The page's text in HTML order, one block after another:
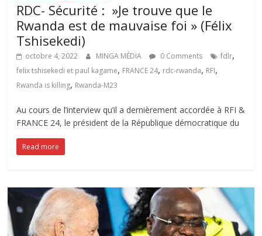
RDC- Sécurité : »Je trouve que le
Rwanda est de mauvaise foi » (Félix
Tshisekedi)
octobre 4, 2022 MINGA MÉDIA 0 Comments fdlr,
felix tshisekedi et paul kagame, FRANCE 24, rdc-rwanda, RFI,
Rwanda is killing, Rwanda-M23
Au cours de l’interview qu’il a dernièrement accordée à RFI &
FRANCE 24, le président de la République démocratique du
Read more